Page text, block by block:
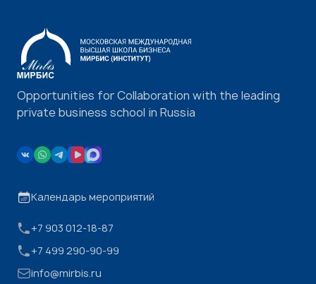
Opportunities for Collaboration with the leading
private business school in Russia
Календарь мероприятий
+7 903 012-18-87
+7 499 290-90-99
info@mirbis.ru